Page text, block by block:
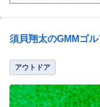
須貝翔太のGMMゴ
アウトドア